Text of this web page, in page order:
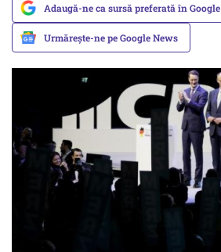
Adaugă-ne ca sursă preferată în Google
Urmărește-ne pe Google News